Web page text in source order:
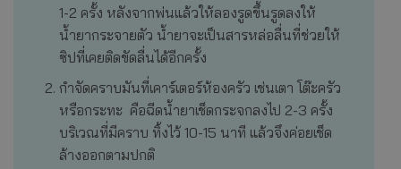
1-2 ครั้ง หลังจากพ่นแล้วให้ลองรูดขึ้นรูดลงให้
น้ำยากระจายตัว น้ำยาจะเป็นสารหล่อลื่นที่ช่วยให้
ซิปที่เคยติดขัดลื่นได้อีกครั้ง
กำจัดคราบมันที่เคาร์เตอร์ห้องครัว เช่นเตา โต๊ะครัว
หรือกระทะ คือฉีดน้ำยาเช็ดกระจกลงไป 2-3 ครั้ง
บริเวณที่มีคราบ ทิ้งไว้ 10-15 นาที แล้วจึงค่อยเช็ด
ล้างออกตามปกติ